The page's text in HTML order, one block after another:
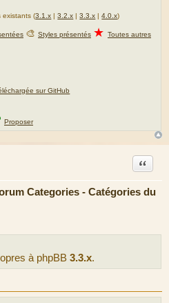
existants (3.1.x |3.2.x |3.3.x |4.0.x)
🎨 Styles présentés ★ Toutes autres
sur GitHub
Proposer
Categories - Catégories du
Citation
à phpBB 3.3.x.